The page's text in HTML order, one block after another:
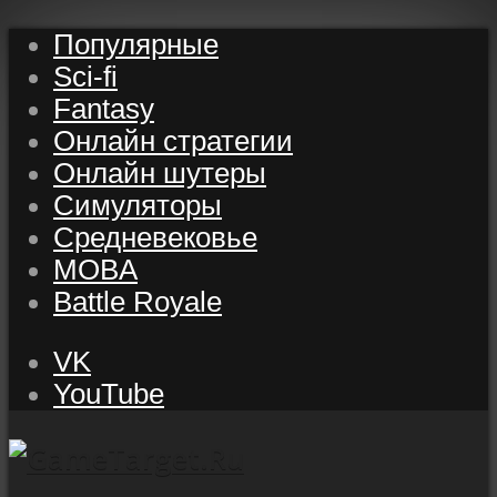
Популярные
Sci-fi
Fantasy
Онлайн стратегии
Онлайн шутеры
Симуляторы
Средневековье
MOBA
Battle Royale
VK
YouTube